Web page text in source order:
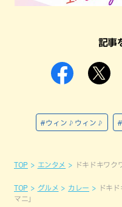
記事
#ウィン♪ウィン♪
TOP エンタメ ドキドキワク
TOP グルメ カレー
ドキ
マニ」